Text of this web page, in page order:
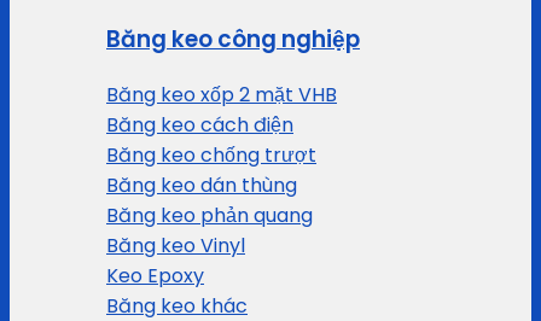
Băng keo công nghiệp
Băng keo xốp 2 mặt VHB
Băng keo cách điện
Băng keo chống trượt
Băng keo dán thùng
Băng keo phản quang
Băng keo Vinyl
Keo Epoxy
Băng keo khác